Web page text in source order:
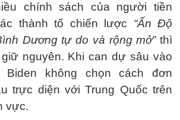
chính sách của người tiền
thành tố chiến lược “Ấn Độ
Dương tự do và rộng mở”thì
nguyên. Khi can dự sâu vào
Biden không chọn cách đơn
trực diện với Trung Quốc trên
vực.